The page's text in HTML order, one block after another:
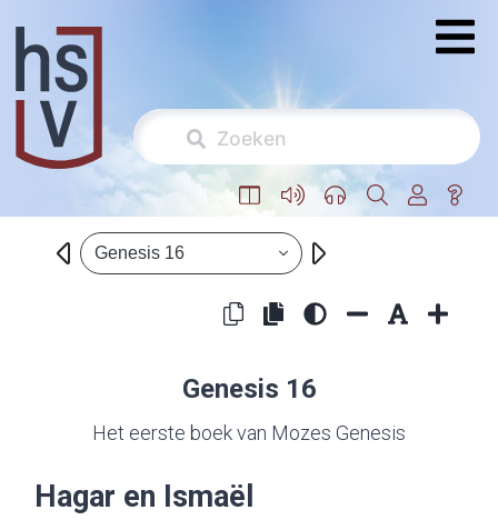
Genesis 16
Genesis 16
Het eerste boek van Mozes Genesis
Hagar en Ismaël